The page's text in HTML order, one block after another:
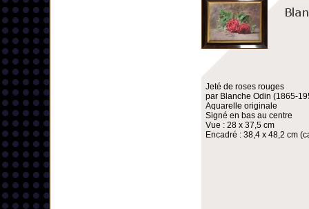
Jeté de roses rouges
par Blanche Odin (1865-
Aquarelle originale
Signé en bas au centre
Vue : 28 x 37,5 cm
Encadré : 38,4 x 48,2 cm